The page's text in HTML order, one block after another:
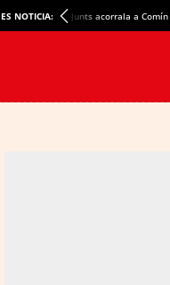
ES NOTICIA: Junts acorrala a Comín